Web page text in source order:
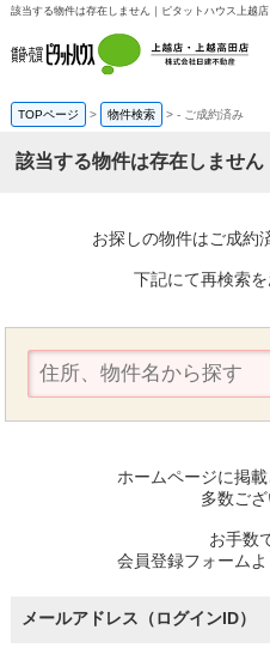
該当する物件は存在しません｜ピタットハウス上越
TOPページ > 物件検索 >- ご成約済み
該当する物件は存在しません
お探しの物件はご成約
下記にて再検索を
ホームページに掲
多数ござ
お手数
会員登録フォームよ
メールアドレス（ログインID）